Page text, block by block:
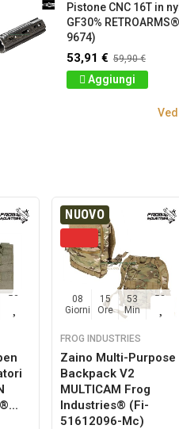
Pistone CNC 16T in
GF30%
9674)
53,91 € 59,90 €
Aggiungi
52
NUOVO
08
Giorni
15
Ore
53
Min
52
FROG INDUSTRIES
Zaino Multi-Purpose
Backpack V2
MULTICAM Frog
Industries® (fi-
51612096-Mc)